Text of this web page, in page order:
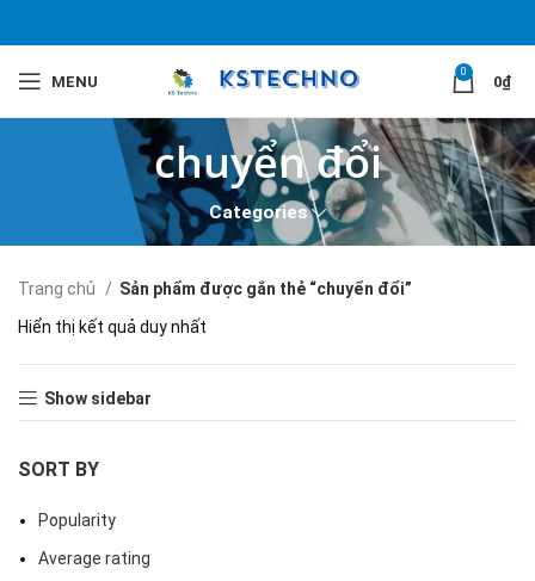
MENU
0
0₫
chuyển đổi
Categories
Trang chủ
Sản phẩm được gắn thẻ “chuyển đổi”
Hiển thị kết quả duy nhất
Show sidebar
SORT BY
Popularity
Average rating